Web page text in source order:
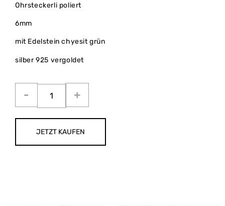
Ohrsteckerli poliert
6mm
mit Edelstein chyesit grün
silber 925 vergoldet
JETZT KAUFEN